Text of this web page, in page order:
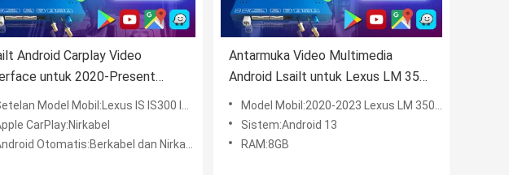
Android Carplay Video
untuk 2020-Present
IS 500 IS300 IS350 IS300h
Model Mobil:Lexus IS IS300 IS350 IS300h IS500 2020-2023
CarPlay:Nirkabel
Otomatis:Berkabel dan Nirkabel
Antarmuka Video Multimedia
Android Lsailt untuk Lexus LM 350
LM300h LM350 2020-2023
Model Mobil:2020-2023 Lexus LM 350 LM300h LM350
Sistem:Android 13
RAM:8GB